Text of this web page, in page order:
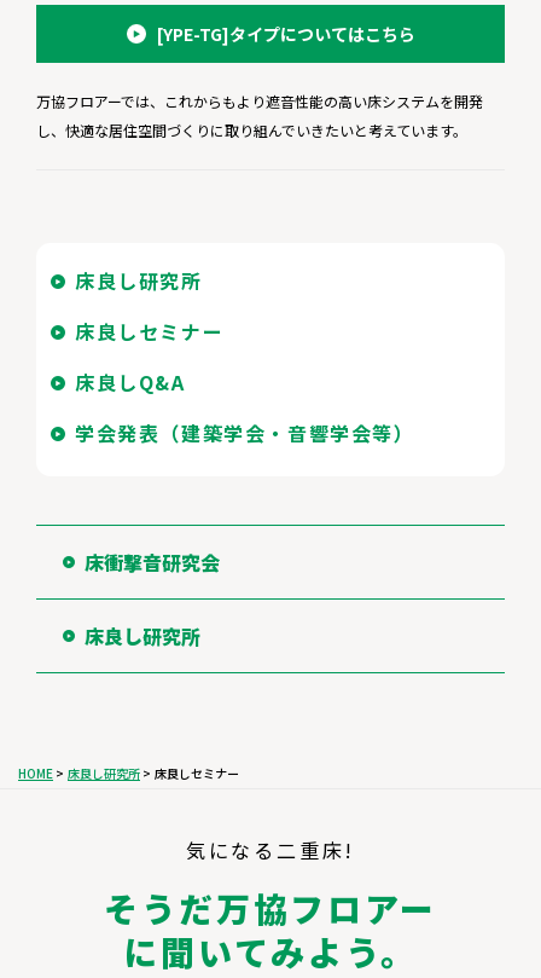
[YPE-TG]タイプについてはこちら
万協フロアーでは、これからもより遮音性能の高い床システムを開発
し、快適な居住空間づくりに取り組んでいきたいと考えています。
床良し研究所
床良しセミナー
床良しQ&A
学会発表（建築学会・音響学会等）
床衝撃音研究会
床良し研究所
HOME 床良し研究所 床良しセミナー
気になる二重床!
そうだ万協フロアー
に聞いてみよう。